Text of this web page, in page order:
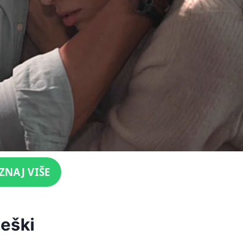
VIŠE